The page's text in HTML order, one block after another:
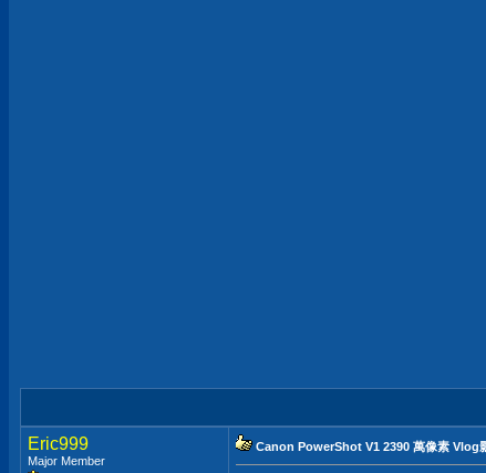
Eric999
Major Member
Canon PowerShot V1 2390 萬像素 Vlog